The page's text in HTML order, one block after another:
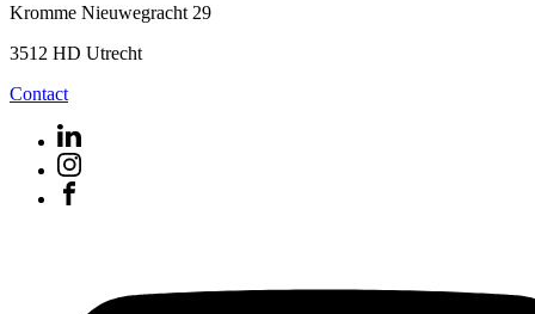
Kromme Nieuwegracht 29
3512 HD Utrecht
Contact